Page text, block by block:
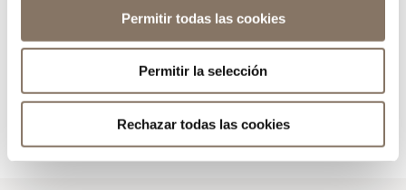
Permitir todas las cookies
Permitir la selección
Rechazar todas las cookies
agroxerxa